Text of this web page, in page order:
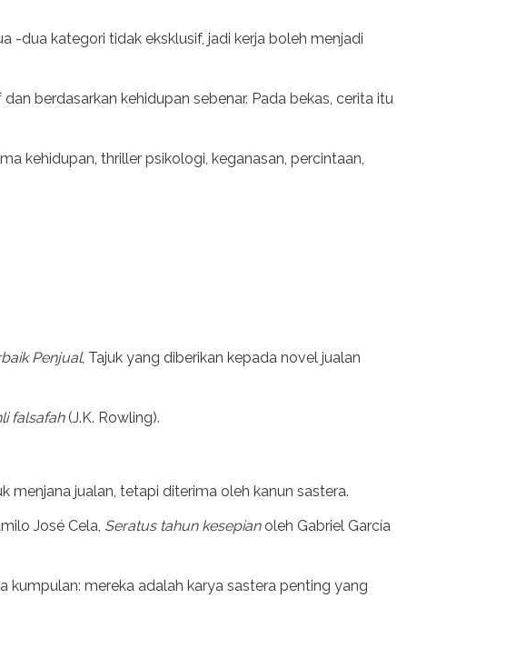
-dua kategori tidak eksklusif, jadi kerja boleh menjadi
berdasarkan kehidupan sebenar. Pada bekas, cerita itu
kehidupan, thriller psikologi, keganasan, percintaan,
Penjual, Tajuk yang diberikan kepada novel jualan
falsafah(J.K. Rowling).
menjana jualan, tetapi diterima oleh kanun sastera.
José Cela, Seratus tahun kesepianoleh Gabriel García
mereka adalah karya sastera penting yang